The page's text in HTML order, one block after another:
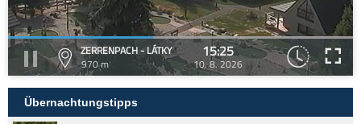
ZERRENPACH - LÁTKY
970 m
15:25
10. 8. 2026
Übernachtungstipps